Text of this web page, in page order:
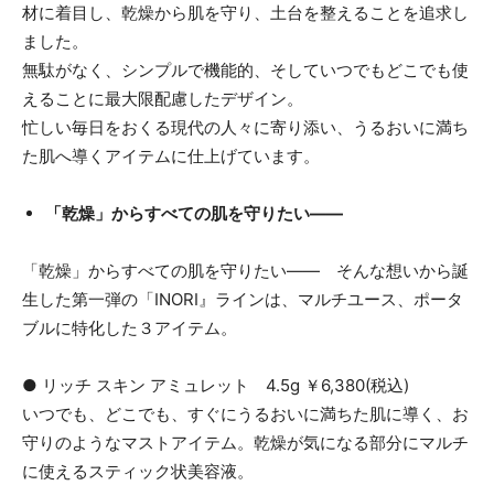
材に着目し、乾燥から肌を守り、土台を整えることを追求し
ました。
無駄がなく、シンプルで機能的、そしていつでもどこでも使
えることに最大限配慮したデザイン。
忙しい毎日をおくる現代の人々に寄り添い、うるおいに満ち
た肌へ導くアイテムに仕上げています。
「乾燥」からすべての肌を守りたい――
「乾燥」からすべての肌を守りたい―― そんな想いから誕
生した第一弾の「INORI』ラインは、マルチユース、ポータ
ブルに特化した３アイテム。
● リッチ スキン アミュレット 4.5g ￥6,380(税込)
いつでも、どこでも、すぐにうるおいに満ちた肌に導く、お
守りのようなマストアイテム。乾燥が気になる部分にマルチ
に使えるスティック状美容液。